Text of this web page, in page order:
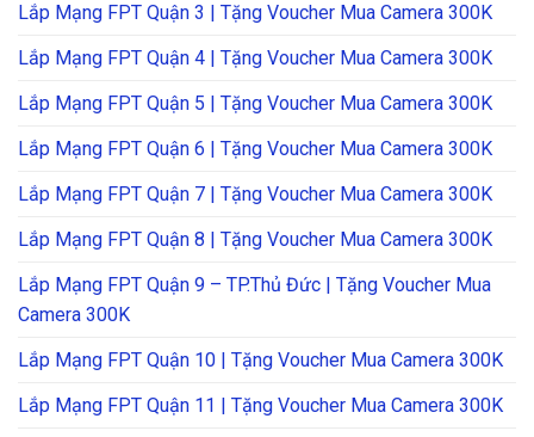
Lắp Mạng FPT Quận 3 | Tặng Voucher Mua Camera 300K
Lắp Mạng FPT Quận 4 | Tặng Voucher Mua Camera 300K
Lắp Mạng FPT Quận 5 | Tặng Voucher Mua Camera 300K
Lắp Mạng FPT Quận 6 | Tặng Voucher Mua Camera 300K
Lắp Mạng FPT Quận 7 | Tặng Voucher Mua Camera 300K
Lắp Mạng FPT Quận 8 | Tặng Voucher Mua Camera 300K
Lắp Mạng FPT Quận 9 – TP.Thủ Đức | Tặng Voucher Mua
Camera 300K
Lắp Mạng FPT Quận 10 | Tặng Voucher Mua Camera 300K
Lắp Mạng FPT Quận 11 | Tặng Voucher Mua Camera 300K